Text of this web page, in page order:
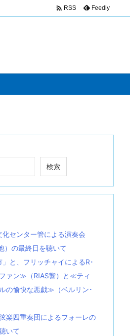
 RSS Feedly
検索
センター管による演奏会
）の最終日を聴いて
と、フリッチャイによるR･
ァン≫（RIAS響）と≪ティ
の愉快な悪戯≫（ベルリン･
楽四重奏団によるフォーレの
いて